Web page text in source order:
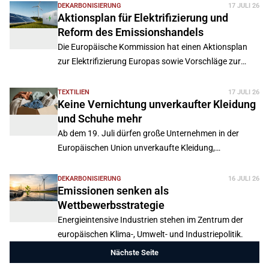
erkennbar sei. Der Verband fordert Nachbesserungen
beim Versteigerungsverfahren und mehr
Planungssicherheit ab 2028.
DEKARBONISIERUNG 17 JULI 26
Aktionsplan für Elektrifizierung und
Reform des Emissionshandels
Die Europäische Kommission hat einen Aktionsplan
zur Elektrifizierung Europas sowie Vorschläge zur
Emissionshandelssystems vorgestellt.
TEXTILIEN 17 JULI 26
Keine Vernichtung unverkaufter Kleidung
und Schuhe mehr
Ab dem 19. Juli dürfen große Unternehmen in der
Europäischen Union unverkaufte Kleidung,
vernichten.
DEKARBONISIERUNG 16 JULI 26
Emissionen senken als
Wettbewerbsstrategie
Energieintensive Industrien stehen im Zentrum der
europäischen Klima-, Umwelt- und Industriepolitik.
Nächste Seite